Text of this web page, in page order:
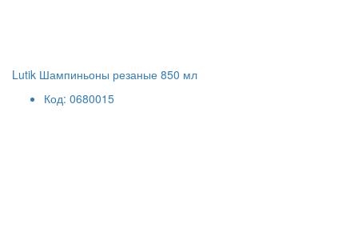
Lutik Шампиньоны резаные 850 мл
Код: 0680015